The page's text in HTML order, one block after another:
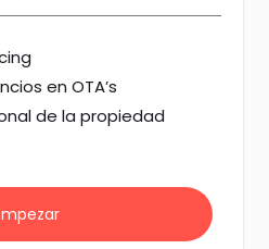
en OTA’s
de la propiedad